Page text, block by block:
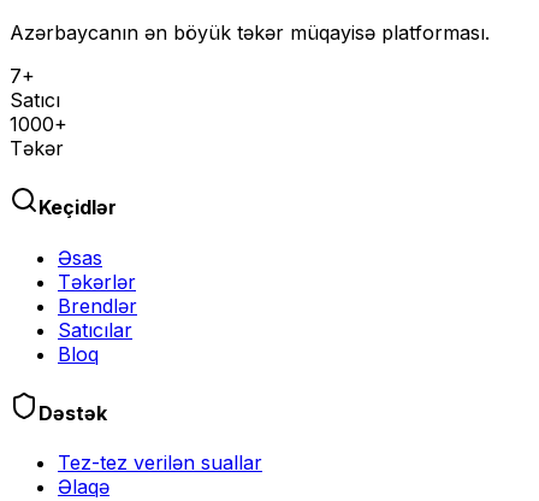
Azərbaycanın ən böyük təkər müqayisə platforması.
7+
Satıcı
1000+
Təkər
Keçidlər
Əsas
Təkərlər
Brendlər
Satıcılar
Bloq
Dəstək
Tez-tez verilən suallar
Əlaqə